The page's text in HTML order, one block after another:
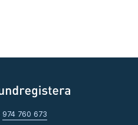
974 760 673